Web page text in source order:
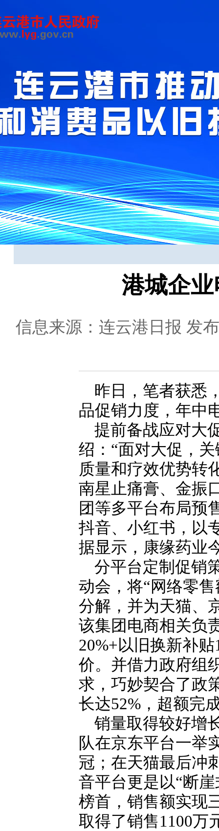
港城企
信息来源：连云港日报 发
昨日，笔者获悉
品促销力度，年中
提前备战应对大
绍：“面对大促，
质量和疗效优势转
南星止痛膏、金振
团等多平台布局预
抖音、小红书，以
据显示，康缘药业
分平台定制促销
动会，将“网络零
分解，并为天猫、
该集团电商相关负
20%+以旧换新补
价。并借力政府组
求，巧妙契合了政
长达52%，超额完
销量取得较好增
队在京东平台一举
冠；在天猫最后冲
音平台更是以“断
榜首，销售额实现
取得了销售1100万